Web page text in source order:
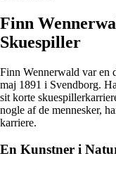
Finn
Skuespiller
Finn Wennerwald var en
maj 1891 i Svendborg.
sit korte
nogle af de mennesker,
karriere.
En Kunstner i